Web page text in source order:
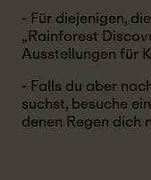
- Für diejenigen,
„Rainforest
Ausstellungen für
- Falls du aber
suchst, besuche
denen Regen dich